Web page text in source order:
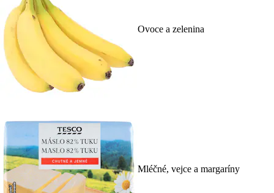
Ovoce a zelenina
Mléčné, vejce a margaríny